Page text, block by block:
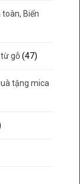
Biển
từ gỗ (47)
tặng mica